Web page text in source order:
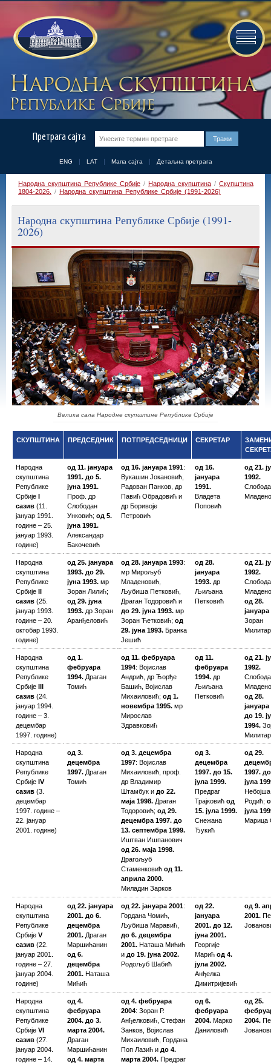
Претрага сајта
ENG LAT Мапа сајта Детаљна претрага
Народна скупштина Републике Србије / Народна скупштина / Скупштина
1804-2026.
/ Народна скупштина Републике Србије (1991-2026)
Народна скупштина Републике Србије (1991-
2026)
Велика сала Народне скупштине Републике Србије
СКУПШТИНА ПРЕДСЕДНИК ПОТПРЕДСЕДНИЦИ СЕКРЕТАР
Народна
скупштина
Републике
Србије I
сазив (11.
јануар 1991.
године – 25.
јануар 1993.
године)
од 11. јануара
1991. до 5.
јуна 1991.
Проф. др
Слободан
Унковић; од 5.
јуна 1991.
Александар
Бакочевић
од 16. јануара 1991:
Вукашин Јокановић,
Радован Панков, др
Павић Обрадовић и
др Боривоје
Петровић
од 16.
јануара
1991.
Владета
Поповић
од 21.
1992.
Народна
скупштина
Републике
Србије II
сазив (25.
јануар 1993.
године – 20.
октобар 1993.
године)
од 25. јануара
1993. до 29.
јуна 1993. мр
Зоран Лилић;
од 29. јуна
1993. др Зоран
Аранђеловић
од 28. јануара 1993:
мр Мирољуб
Младеновић,
Љубиша Петковић,
Драган Тодоровић и
до 29. јуна 1993. мр
Зоран Ћетковић; од
29. јуна 1993. Бранка
Јешић
од 28.
јануара
1993. др
Љиљана
Петковић
од 21.
1992.
од 28.
јануара
Зоран
Народна
скупштина
Републике
Србије III
сазив (24.
јануар 1994.
године – 3.
децембар
1997. године)
од 1.
фебруара
1994. Драган
Томић
од 11. фебруара
1994: Војислав
Андрић, др Ђорђе
Башић, Војислав
Михаиловић; од 1.
новембра 1995. мр
Мирослав
Здравковић
од 11.
фебруара
1994. др
Љиљана
Петковић
од 21.
1992.
од 28.
јануара
до 19.
1994.
Народна
скупштина
Републике
Србије IV
сазив (3.
децембар
1997. године –
22. јануар
2001. године)
од 3.
децембра
1997. Драган
Томић
од 3. децембра
1997: Војислав
Михаиловић, проф.
др Владимир
Штамбук и до 22.
маја 1998. Драган
Тодоровић; од 29.
децембра 1997. до
13. септембра 1999.
Иштван Ишпанович
од 26. маја 1998.
Драгољуб
Стаменковић од 11.
априла 2000.
Миладин Зарков
од 3.
децембра
1997. до 15.
јула 1999.
Предраг
Трајковић од
15. јула 1999.
Снежана
Ђукић
од 29.
1997.
јула
Небојша
Родић;
јула
Марица
Народна
скупштина
Републике
Србије V
сазив (22.
јануар 2001.
године – 27.
јануар 2004.
године)
од 22. јануара
2001. до 6.
децембра
2001. Драган
Маршићанин
од 6.
децембра
2001. Наташа
Мићић
од 22. јануара 2001:
Гордана Чомић,
Љубиша Маравић,
до 6. децембра
2001. Наташа Мићић
и до 19. јуна 2002.
Родољуб Шабић
од 22.
јануара
2001. до 12.
јуна 2001.
Георгије
Марић од 4.
јула 2002.
Анђелка
Димитријевић
oд 9.
2001.
Народна
скупштина
Републике
Србије VI
сазив (27.
јануар 2004.
године – 14.
од 4.
фебруара
2004. до 3.
марта 2004.
Драган
Маршићанин
од 4. марта
од 4. фебруара
2004: Зоран Р.
Анђелковић, Стефан
Занков, Војислав
Михаиловић, Гордана
Поп Лазић и до 4.
марта 2004. Предраг
од 6.
фебруара
2004. Марко
Даниловић
oд 25.
2004.